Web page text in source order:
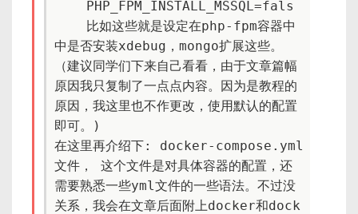
中是否安装xdebug，mongo扩展这些。
（建议同学们下来自己看看，由于文章篇幅
原因我只复制了一点点内容。因为是教程的
原因，我这里也不作更改，使用默认的配置
即可。)
在这里再介绍下: docker-compose.yml
文件， 这个文件是对具体容器的配置，还
需要熟悉一些yml文件的一些语法。不过没
关系，我会在文章后面附上docker和dock